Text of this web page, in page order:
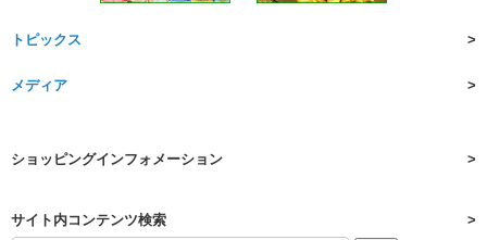
トピックス
メディア
ショッピングインフォメーション
サイト内コンテンツ検索